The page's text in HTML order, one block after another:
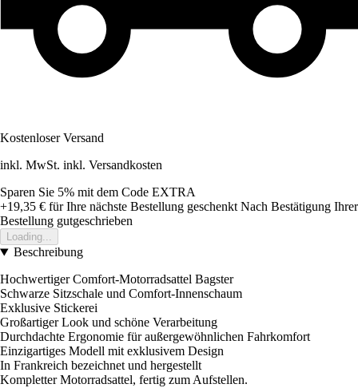
Kostenloser Versand
inkl. MwSt. inkl. Versandkosten
Sparen Sie 5% mit dem Code EXTRA
+19,35 € für Ihre nächste Bestellung geschenkt Nach Bestätigung Ihrer
Bestellung gutgeschrieben
Loading...
Beschreibung
Hochwertiger Comfort-Motorradsattel Bagster
Schwarze Sitzschale und Comfort-Innenschaum
Exklusive Stickerei
Großartiger Look und schöne Verarbeitung
Durchdachte Ergonomie für außergewöhnlichen Fahrkomfort
Einzigartiges Modell mit exklusivem Design
In Frankreich bezeichnet und hergestellt
Kompletter Motorradsattel, fertig zum Aufstellen.